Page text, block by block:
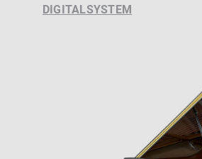
DIGITALSYSTEM